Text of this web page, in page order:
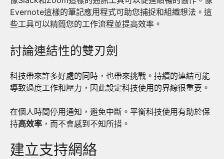
Evernote這樣的筆記應用程式可助您捕捉和組織想法。這
些工具可以精簡您的工作流程並提高效率。
討論連結性的雙刃劍
科技帶來許多好處的同時，也帶來挑戰。持續的連結可能
導致過度工作和壓力，因此設定科技使用的界線很重要。
在個人時間停用通知，避免中斷。平衡科技使用有助於保
持高效率 ，而不會感到不知所措。
建立支持網絡